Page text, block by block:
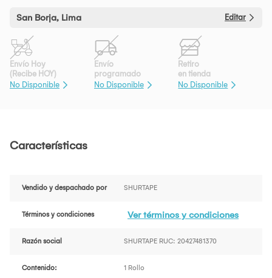
San Borja, Lima Editar
Envío Hoy
(Recibe HOY)
No Disponible
Envío
programado
No Disponible
Retiro
en tienda
No Disponible
Características
Vendido y despachado por SHURTAPE
Términos y condiciones Ver términos y condiciones
Razón social SHURTAPE RUC: 20427481370
Contenido: 1 Rollo